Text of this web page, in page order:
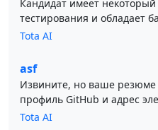
Кандидат имеет
тестирования и обладает
Tota AI
asf
Извините, но ваше резюме
профиль GitHub и адрес
Tota AI